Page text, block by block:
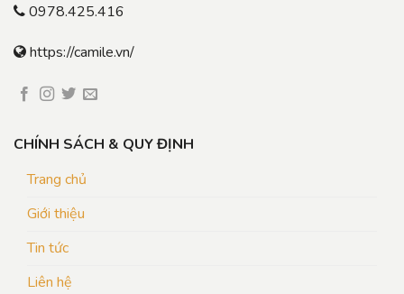
0978.425.416
https://camile.vn/
CHÍNH SÁCH & QUY ĐỊNH
Trang chủ
Giới thiệu
Tin tức
Liên hệ